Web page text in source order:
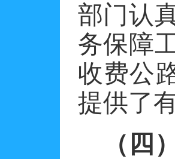
部门认
务保障
收费公
提供了
（四